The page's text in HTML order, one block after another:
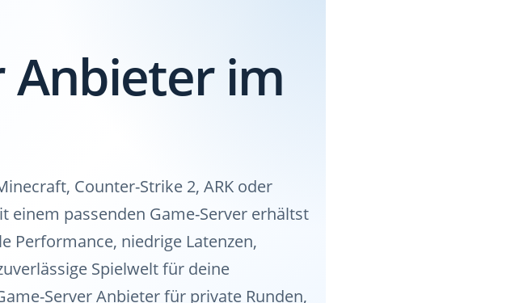
Anbieter im
Counter-Strike 2, ARK oder
einem passenden Game-Server erhältst
Performance, niedrige Latenzen,
Spielwelt für deine
Server Anbieter für private Runden,